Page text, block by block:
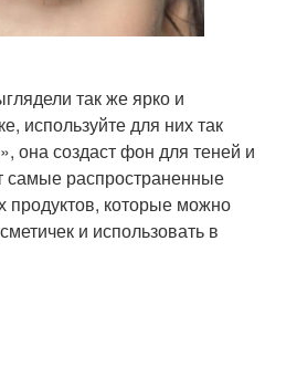
так же ярко и
используйте для них так
она создаст фон для теней и
самые распространенные
продуктов, которые можно
и использовать в